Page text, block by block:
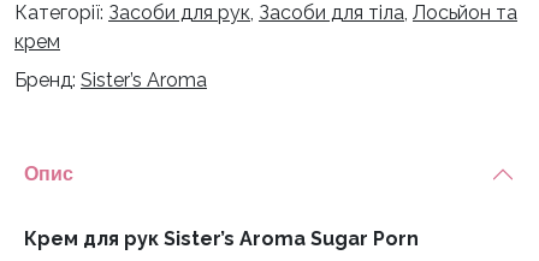
кількість
Категорії: Засоби для рук, Засоби для тіла, Лосьйон та
крем
Бренд: Sister’s Aroma
Опис
Крем для рук Sister’s Aroma Sugar Porn